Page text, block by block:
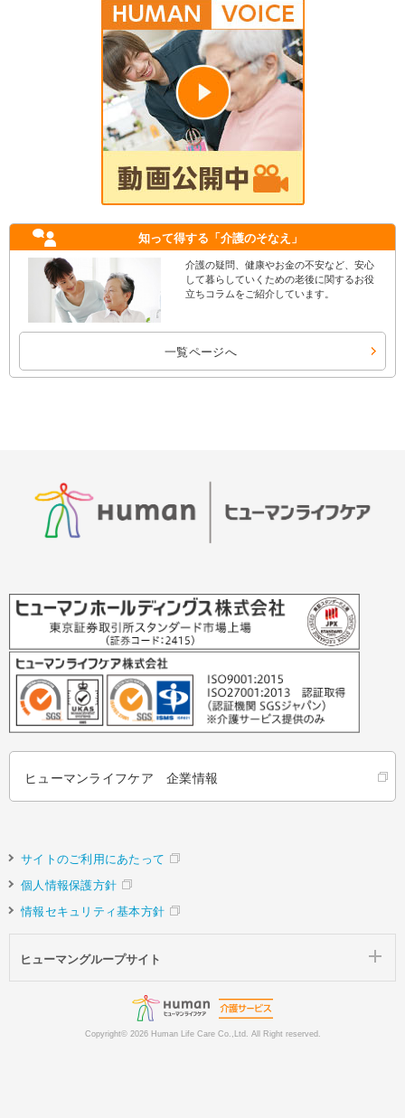
知って得する 「介護のそなえ」
介護の疑問、健康やお金の不安など、安心
して暮らしていくための老後に関するお役
立ちコラムをご紹介しています。
一覧ページへ
ヒューマンライフケア 企業情報
サイトのご利用にあたって
個人情報保護方針
情報セキュリティ基本方針
ヒューマングループサイト
Copyright© 2026 Human Life Care Co.,Ltd. All Right reserved.